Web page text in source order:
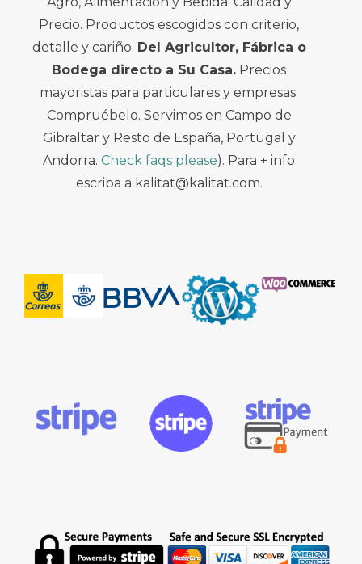
Precio. Productos escogidos con criterio,
detalle y cariño. Del Agricultor, Fábrica o
Bodega directo a Su Casa. Precios
mayoristas para particulares y empresas.
Compruébelo. Servimos en Campo de
Gibraltar y Resto de España, Portugal y
Andorra. Check faqs please). Para + info
escriba a kalitat@kalitat.com.